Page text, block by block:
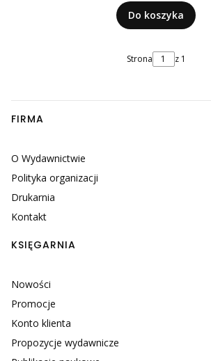
Do koszyka
Strona z 1
Linki w stopce
FIRMA
O Wydawnictwie
Polityka organizacji
Drukarnia
Kontakt
KSIĘGARNIA
Nowości
Promocje
Konto klienta
Propozycje wydawnicze